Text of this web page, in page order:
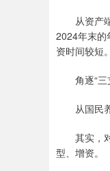
从资产端
2024年末的
资时间较短
角逐“三
从国民养
其实，对
型、增资。